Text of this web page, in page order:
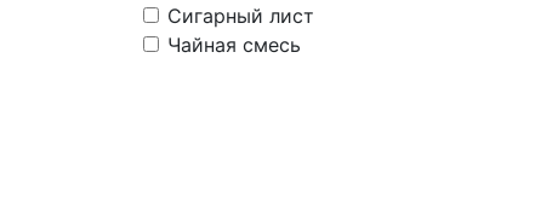
Сигарный лист
Чайная смесь